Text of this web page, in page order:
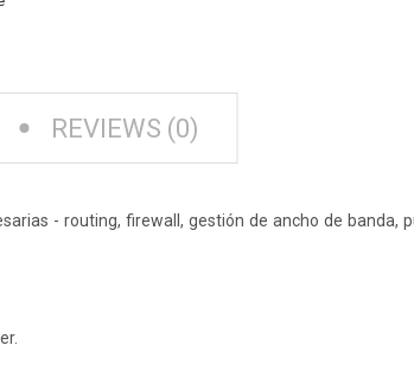
REVIEWS (0)
- routing, firewall, gestión de ancho de banda,